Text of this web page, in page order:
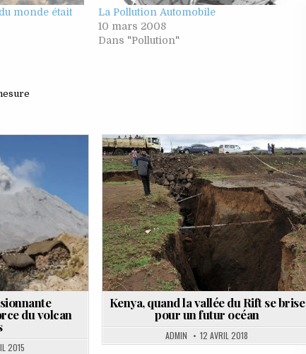
monde était
La Pollution Automobile
10 mars 2008
Dans "Pollution"
du volcan
2015
Posted
in
Kenya, quand la vallée du Rift se brise
pour un futur océan
ADMIN 12 AVRIL 2018